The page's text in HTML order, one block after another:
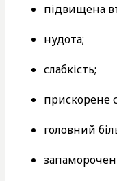
підвищена
нудота;
слабкість;
прискорене
головний